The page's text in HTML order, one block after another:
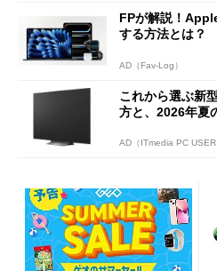
FPが解説！
する方法とは？
AD（Fav-Log）
これから選ぶ新
方と、2026年夏
AD（ITmedia PC USER